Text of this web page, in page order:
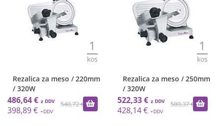
1
kos
Rezalica za meso / 220mm
/ 320W
540,72 €
486,64 €
398,89 €
1
kos
Rezalica za meso / 250mm
/ 320W
580,37 €
522,33 €
428,14 €